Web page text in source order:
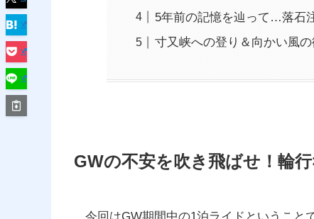
5年前の記憶を辿って…落石
寸又峡への登り＆向かい風
GWの不安を吹き飛ばせ！輪